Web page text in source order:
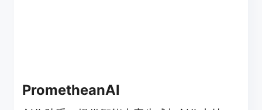
PrometheanAI